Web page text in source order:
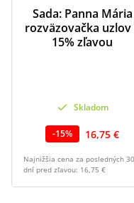
Sada: Panna Mária
rozväzovačka uzlov
15% zľavou
Skladom
-15% 16,75 €
Najnižšia cena za posledných 30
dní pred zľavou: 16,75 €